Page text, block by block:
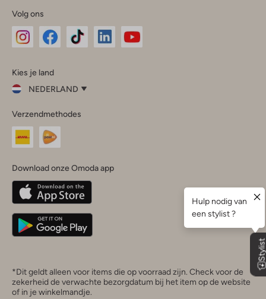
Volg ons
InstagramFacebook
Kies je land
NEDERLAND
je
land
Nederland
Belgique(Français)
Deutschland
Verzendmethodes
Download onze Omoda app
*Dit geldt alleen voor items die op voorraad zijn. Check voor de
zekerheid de verwachte bezorgdatum bij het item op de website
of in je winkelmandje.